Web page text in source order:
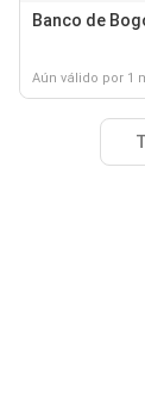
Banco de
Aún válido por 1